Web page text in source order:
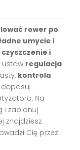
rower po
umycie i
czyszczenie i
ustaw regulacja
kontrola
dopasuj
Na
i zaplanuj
znajdziesz
Cię przez